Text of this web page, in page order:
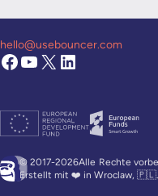
© 2017-2026Alle Rechte
Erstellt mit ❤️ in Wroclaw,
hello@usebouncer.com